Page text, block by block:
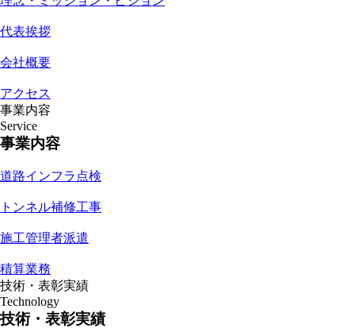
代表挨拶
会社概要
アクセス
事業内容
Service
事業内容
道路インフラ点検
トンネル補修工事
施工管理者派遣
積算業務
技術・表彰実績
Technology
技術・表彰実績